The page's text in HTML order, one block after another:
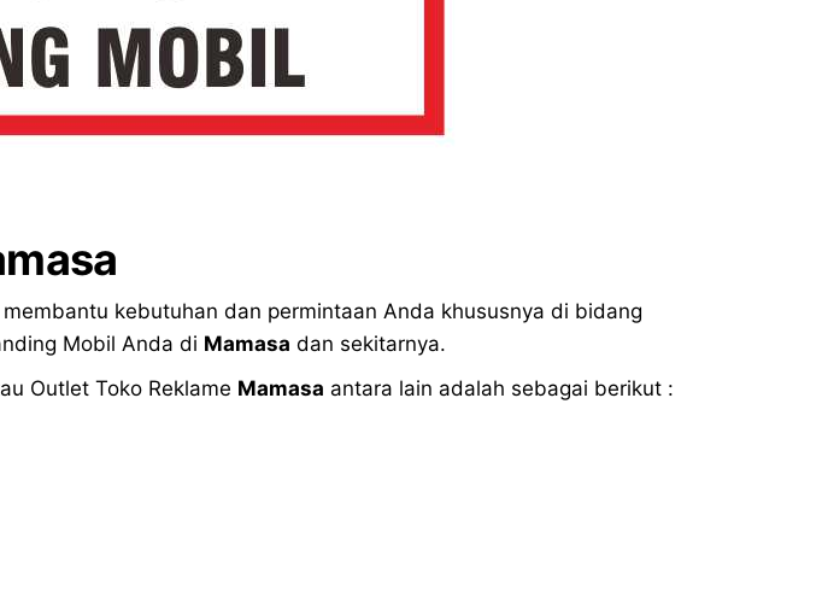
membantu kebutuhan dan permintaan Anda khususnya di bidang
Mobil Anda di Mamasa dan sekitarnya.
Outlet Toko Reklame Mamasa antara lain adalah sebagai berikut :